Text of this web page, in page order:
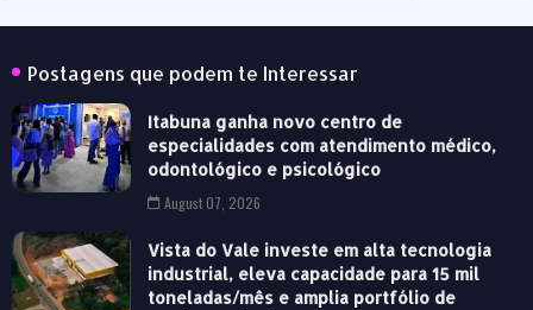
Postagens que podem te Interessar
Itabuna ganha novo centro de
especialidades com atendimento médico,
odontológico e psicológico
August 07, 2026
Vista do Vale investe em alta tecnologia
industrial, eleva capacidade para 15 mil
toneladas/mês e amplia portfólio de